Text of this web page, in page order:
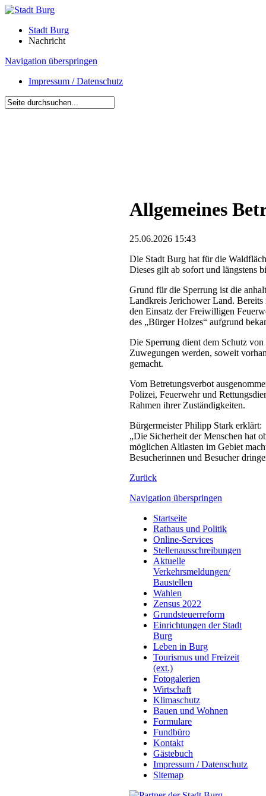
Stadt Burg
Nachricht
Navigation überspringen
Impressum / Datenschutz
Allgemeines
25.06.2026 15:43
Die Stadt Burg hat für die
Dieses gilt ab sofort und längstens
Grund für die Sperrung ist die
Landkreis Jerichower Land.
den Einsatz der Freiwilligen
des „Bürger Holzes“ aufgrund
Die Sperrung dient dem Schutz
Zuwegungen werden, soweit
gemacht.
Vom Betretungsverbot
Polizei, Feuerwehr und
Rahmen ihrer Zuständigkeiten.
Bürgermeister Philipp Stark erklärt:
„Die Sicherheit der Menschen hat
möglichen Altlasten im Gebiet
Besucherinnen und Besucher
Zurück
Navigation überspringen
Startseite
Rathaus und Politik
Online-Services
Stellenausschreibungen
Aktuelle
Verkehrsmeldungen/
Baustellen
Wahlen
Zensus 2022
Grundsteuerreform
Einrichtungen der Stadt
Burg
Leben in Burg
Tourismus und Freizeit
(ext.)
Fotogalerien
Wirtschaft
Klimaschutz
Bauen und Wohnen
Formulare
Fundbüro
Kontakt
Gästebuch
Impressum / Datenschutz
Sitemap